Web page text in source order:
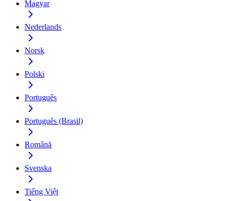
Magyar
Nederlands
Norsk
Polski
Português
Português (Brasil)
Română
Svenska
Tiếng Việt